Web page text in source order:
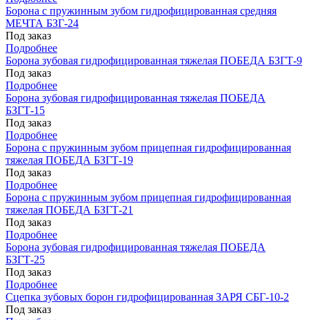
Борона с пружинным зубом гидрофицированная средняя
МЕЧТА БЗГ-24
Под заказ
Подробнее
Борона зубовая гидрофицированная тяжелая ПОБЕДА БЗГТ-9
Под заказ
Подробнее
Борона зубовая гидрофицированная тяжелая ПОБЕДА
БЗГТ-15
Под заказ
Подробнее
Борона с пружинным зубом прицепная гидрофицированная
тяжелая ПОБЕДА БЗГТ-19
Под заказ
Подробнее
Борона с пружинным зубом прицепная гидрофицированная
тяжелая ПОБЕДА БЗГТ-21
Под заказ
Подробнее
Борона зубовая гидрофицированная тяжелая ПОБЕДА
БЗГТ-25
Под заказ
Подробнее
Сцепка зубовых борон гидрофицированная ЗАРЯ СБГ-10-2
Под заказ